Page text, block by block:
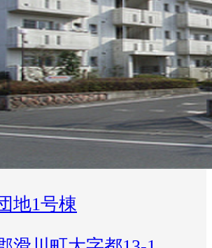
地1号棟